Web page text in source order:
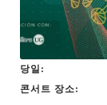
당일
콘서트 장소